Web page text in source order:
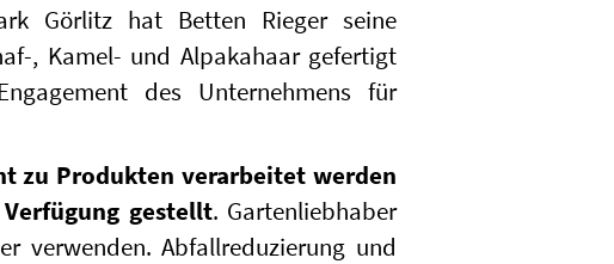
Görlitz hat Betten Rieger seine
, Kamel- und Alpakahaar gefertigt
des Unternehmens für
zu Produkten verarbeitet werden
gestellt. Gartenliebhaber
verwenden. Abfallreduzierung und